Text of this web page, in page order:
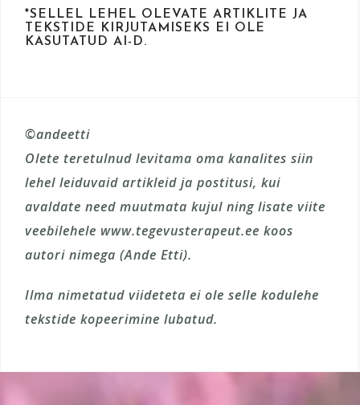
*SELLEL LEHEL OLEVATE ARTIKLITE JA
TEKSTIDE KIRJUTAMISEKS EI OLE
KASUTATUD AI-D.
©andeetti
Olete teretulnud levitama oma kanalites siin
lehel leiduvaid artikleid ja postitusi, kui
avaldate need muutmata kujul ning lisate viite
veebilehele www.tegevusterapeut.ee koos
autori nimega (Ande Etti).
Ilma nimetatud viideteta ei ole selle kodulehe
tekstide kopeerimine lubatud.